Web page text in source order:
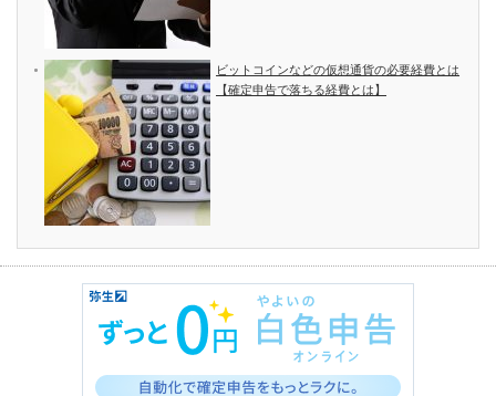
ビットコインなどの仮想通貨の必要経費とは
【確定申告で落ちる経費とは】